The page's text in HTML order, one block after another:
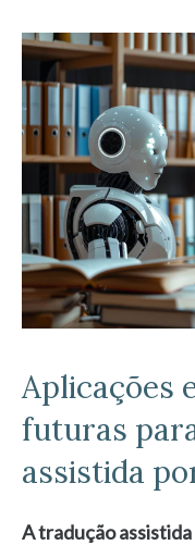
Aplicações
futuras
assistida
A tradução